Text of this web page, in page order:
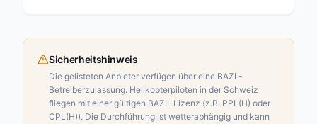
Sicherheitshinweis
Die gelisteten Anbieter verfügen über eine BAZL-
Betreiberzulassung. Helikopterpiloten in der Schweiz
fliegen mit einer gültigen BAZL-Lizenz (z.B. PPL(H) oder
CPL(H)). Die Durchführung ist wetterabhängig und kann